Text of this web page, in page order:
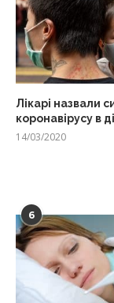
Лікарі назвали
коронавірусу в
14/03/2020
6